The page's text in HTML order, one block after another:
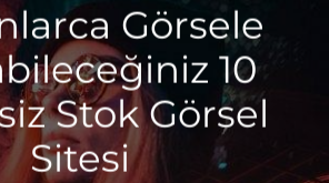
Görsele
10
Stok Görsel
Sitesi